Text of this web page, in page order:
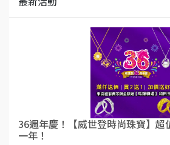
36週年慶！【威世登時尚珠寶】超
一年！